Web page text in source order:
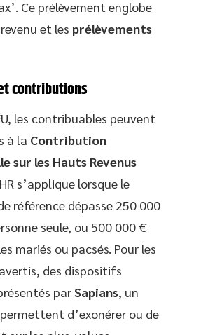
Ce prélèvement englobe
et les prélèvements
contributions
les contribuables peuvent
à la Contribution
sur les Hauts Revenus
s’applique lorsque le
référence dépasse 250 000
seule, ou 500 000 €
mariés ou pacsés. Pour les
des dispositifs
par Sapians, un
d’exonérer ou de